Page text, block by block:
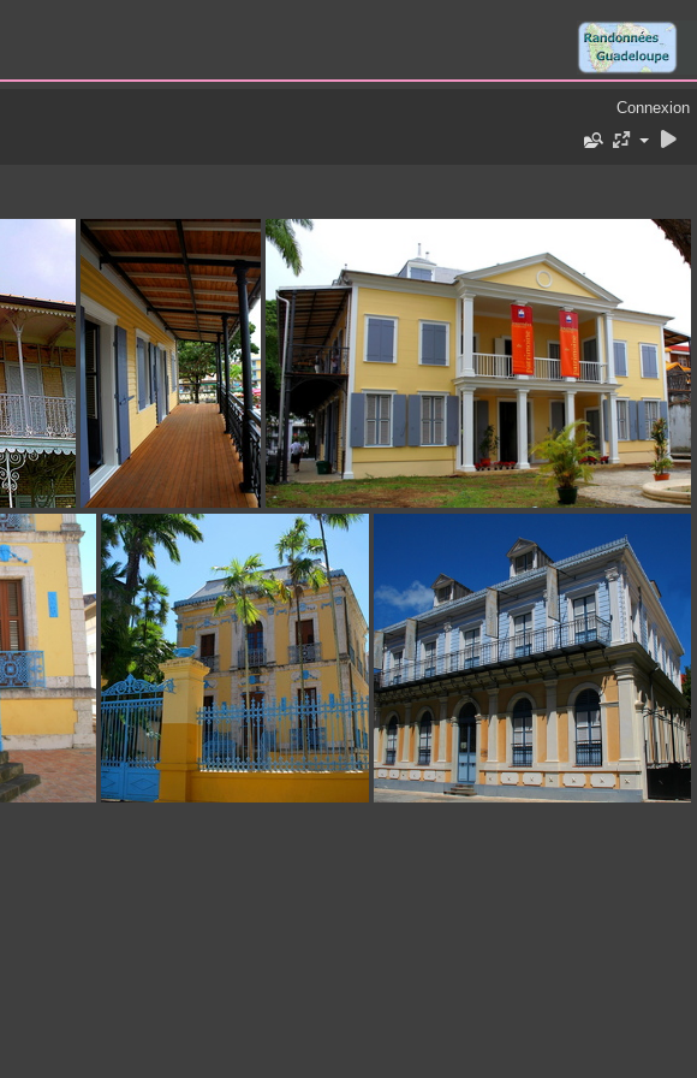
Connexion
Ancien presbytère Ancien presbytère